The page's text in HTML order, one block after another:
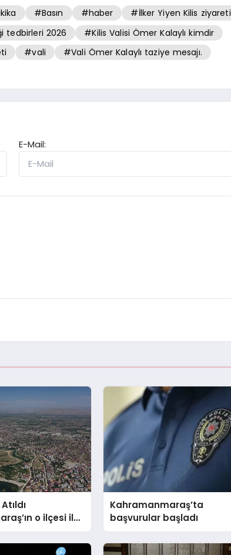
#Basın #haber
#İlker Yiyen Kilis ziyareti
tedbirleri 2026
#Kilis Valisi Ömer Kalaylı kimdir
#vali #Vali Ömer Kalaylı taziye mesajı.
E-Mail:
o ilçesi il
Kahramanmaraş’ta
başvurular başladı